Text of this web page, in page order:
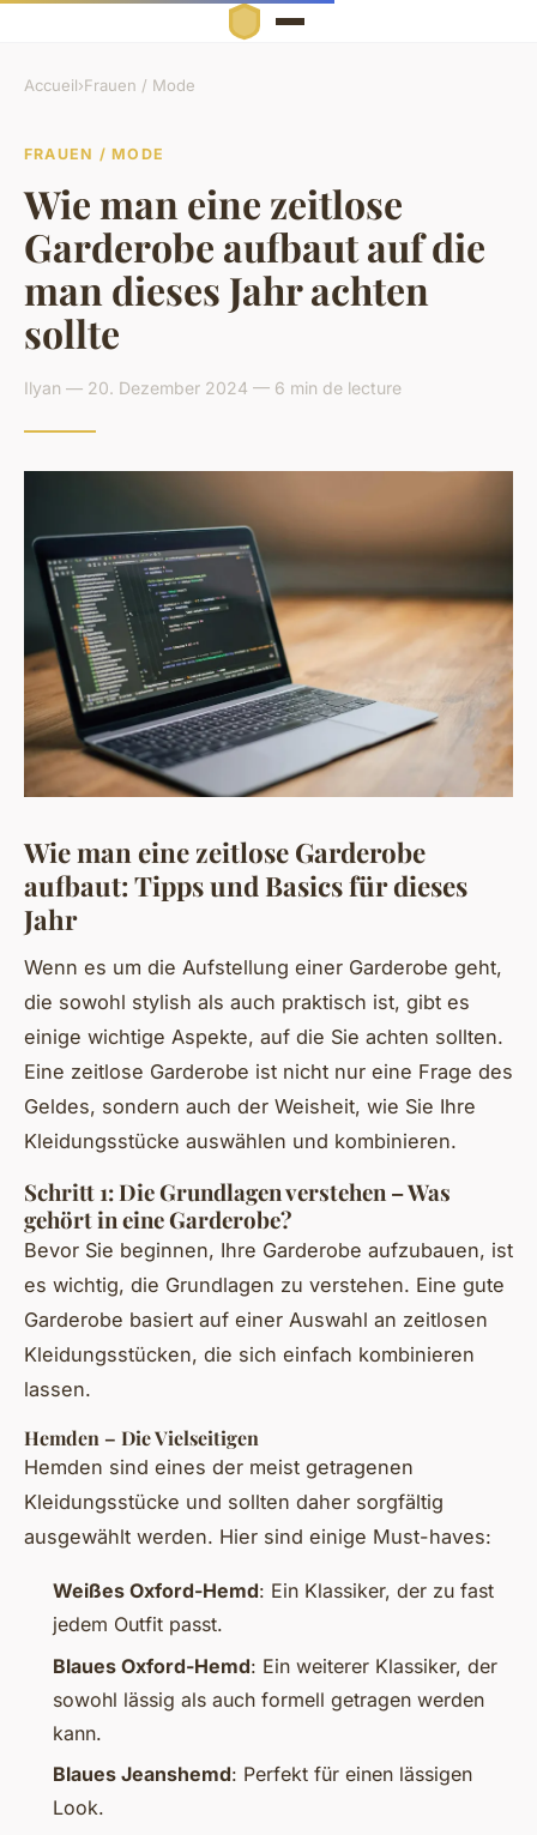
Accueil›Frauen / Mode
FRAUEN / MODE
Wie man eine zeitlose
Garderobe aufbaut auf die
man dieses Jahr achten
sollte
Ilyan — 20. Dezember 2024 — 6 min de lecture
Wie man eine zeitlose Garderobe
aufbaut: Tipps und Basics für dieses
Jahr
Wenn es um die Aufstellung einer Garderobe geht,
die sowohl stylish als auch praktisch ist, gibt es
einige wichtige Aspekte, auf die Sie achten sollten.
Eine zeitlose Garderobe ist nicht nur eine Frage des
Geldes, sondern auch der Weisheit, wie Sie Ihre
Kleidungsstücke auswählen und kombinieren.
Schritt 1: Die Grundlagen verstehen – Was
gehört in eine Garderobe?
Bevor Sie beginnen, Ihre Garderobe aufzubauen, ist
es wichtig, die Grundlagen zu verstehen. Eine gute
Garderobe basiert auf einer Auswahl an zeitlosen
Kleidungsstücken, die sich einfach kombinieren
lassen.
Hemden – Die Vielseitigen
Hemden sind eines der meist getragenen
Kleidungsstücke und sollten daher sorgfältig
ausgewählt werden. Hier sind einige Must-haves:
Weißes Oxford-Hemd: Ein Klassiker, der zu fast
jedem Outfit passt.
Blaues Oxford-Hemd: Ein weiterer Klassiker, der
sowohl lässig als auch formell getragen werden
kann.
Blaues Jeanshemd: Perfekt für einen lässigen
Look.